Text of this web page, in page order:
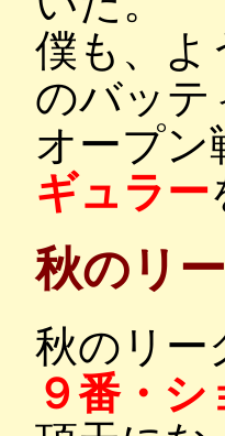
僕も、よ
のバッテ
オープン
ギュラー
秋のリ
秋のリー
９番・シ